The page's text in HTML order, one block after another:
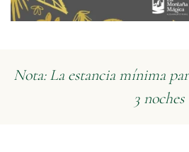
Nota: La estancia mínima
3 noches